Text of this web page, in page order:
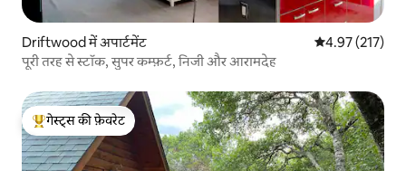
Driftwood में अपार्टमेंट औसत रेटिंग 5 में से
4.97 (217)
पूरी तरह से स्टॉक, सुपर कम्फ़र्ट, निजी और आरामदेह
गेस्ट्स का टॉप फ़ेवरेट
गेस्ट्स की फ़ेवरेट